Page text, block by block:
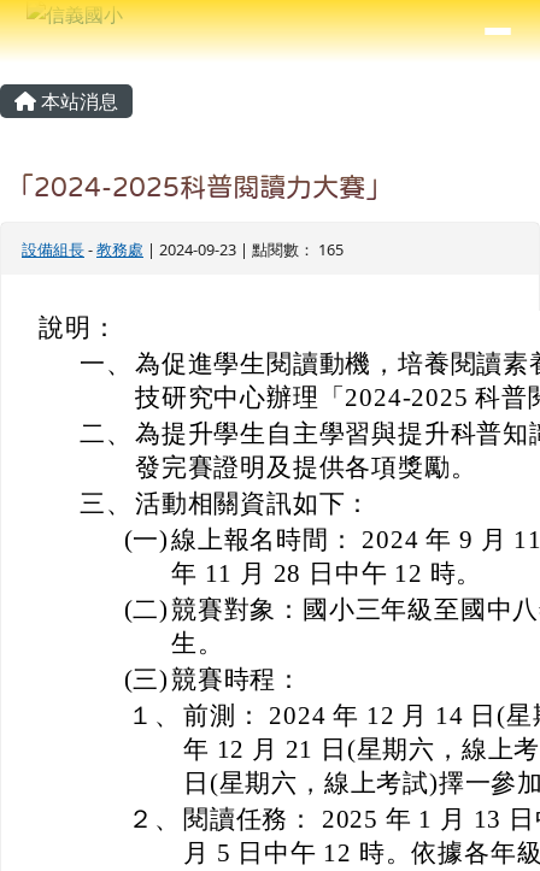
跳至主內容區
信義國小
⏸
導覽列
主內容區域
本站消息
「2024-2025科普閱讀力大賽」
設備組長-教務處 | 2024-09-23 | 點閱數： 165
說明：
一、 為促進學生閱讀動機，培養閱讀
技研究中心辦理「2024-2025 科普
二、 為提升學生自主學習與提升科普
發完賽證明及提供各項獎勵。
三、 活動相關資訊如下：
(一)線上報名時間： 2024 年 9 月
年 11 月 28 日中午 12 時。
(二)競賽對象：國小三年級至國中
生。
(三)競賽時程：
１、 前測： 2024 年 12 月 14 日(
年 12 月 21 日(星期六，線上
日(星期六，線上考試)擇一參
２、
閱讀任務： 2025 年 1 月 13
月 5 日中午 12 時。依據各年
頁尾區域